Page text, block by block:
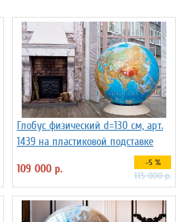
Глобус физический d=130 см, арт.
1439 на пластиковой подставке
109 000 р.
-5 %
115 000 р.